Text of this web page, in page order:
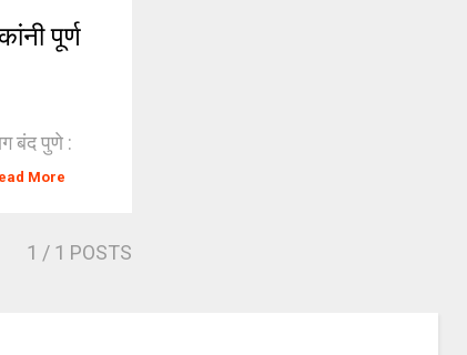
पूर्ण
बंद पुणे :
More
1 / 1 POSTS